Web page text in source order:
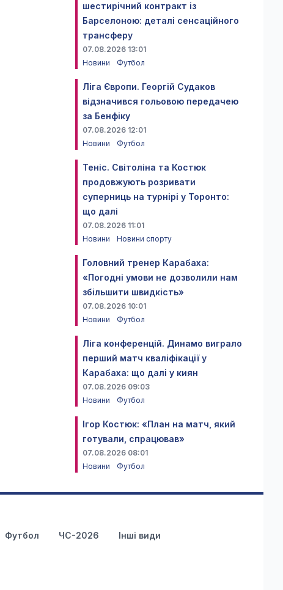
шестирічний контракт із
Барселоною: деталі сенсаційного
трансферу
07.08.2026 13:01
Новини
Футбол
Ліга Європи. Георгій Судаков
відзначився гольовою передачею
за Бенфіку
07.08.2026 12:01
Новини
Футбол
Теніс. Світоліна та Костюк
продовжують розривати
суперниць на турнірі у Торонто:
що далі
07.08.2026 11:01
Новини
Новини спорту
Головний тренер Карабаха:
«Погодні умови не дозволили нам
збільшити швидкість»
07.08.2026 10:01
Новини
Футбол
Ліга конференцій. Динамо виграло
перший матч кваліфікації у
Карабаха: що далі у киян
07.08.2026 09:03
Новини
Футбол
Ігор Костюк: «План на матч, який
готували, спрацював»
07.08.2026 08:01
Новини
Футбол
Футбол ЧС-2026 Інші види